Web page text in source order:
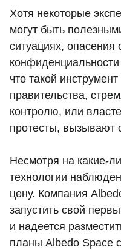
Хотя некоторые
могут быть
ситуациях, опасения
что такой
правительства,
контролю, или
протесты, вызывают
Несмотря на какие-
технологии
цену. Компания
запустить свой
и надеется
планы Albedo Space